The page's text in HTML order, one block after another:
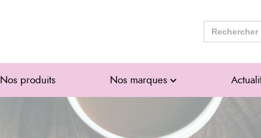
Search
for:
Nos produits Nos marques